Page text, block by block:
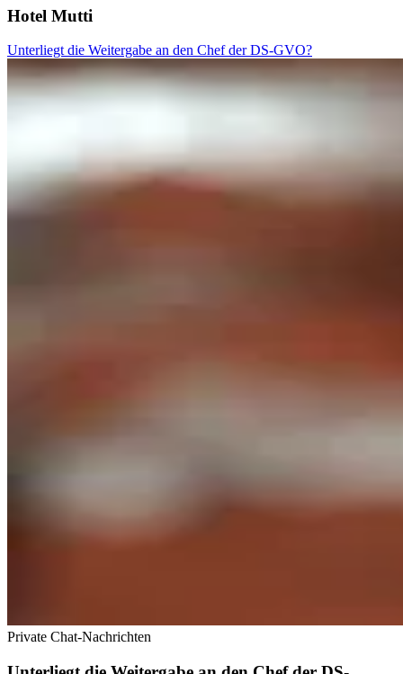
Hotel Mutti
Unterliegt die Weitergabe an den Chef der DS-GVO?
Private Chat-Nachrichten